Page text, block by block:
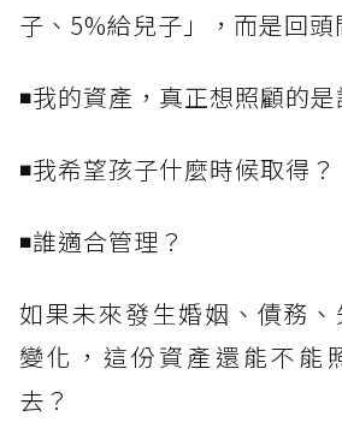
子、5%給兒子」，而是回頭
◾我的資產，真正想照顧的是
◾我希望孩子什麼時候取得？
◾誰適合管理？
如果未來發生婚姻、債務
變化，這份資產還能不能
去？